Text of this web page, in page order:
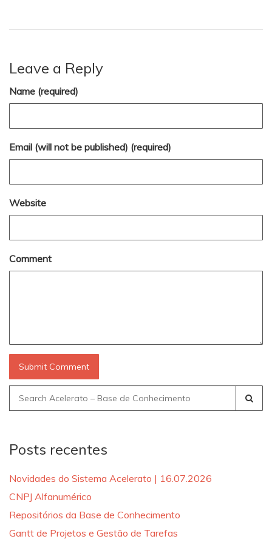
Leave a Reply
Name (required)
Email (will not be published) (required)
Website
Comment
Search
for:
Posts recentes
Novidades do Sistema Acelerato | 16.07.2026
CNPJ Alfanumérico
Repositórios da Base de Conhecimento
Gantt de Projetos e Gestão de Tarefas